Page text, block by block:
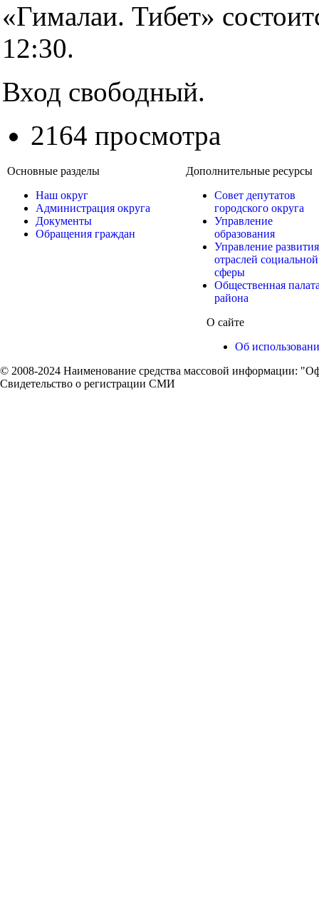
«Гималаи. Тибет»
12:30.
Вход свободный.
2164 просмотра
Основные разделы
Наш округ
Администрация округа
Документы
Обращения граждан
Дополнительные ресурсы
Совет депутатов
городского округа
Управление
образования
Управление развития
отраслей социальной
сферы
Общественная
района
О сайте
Об
© 2008-2024 Наименование средства массовой информации:
Свидетельство о регистрации СМИ